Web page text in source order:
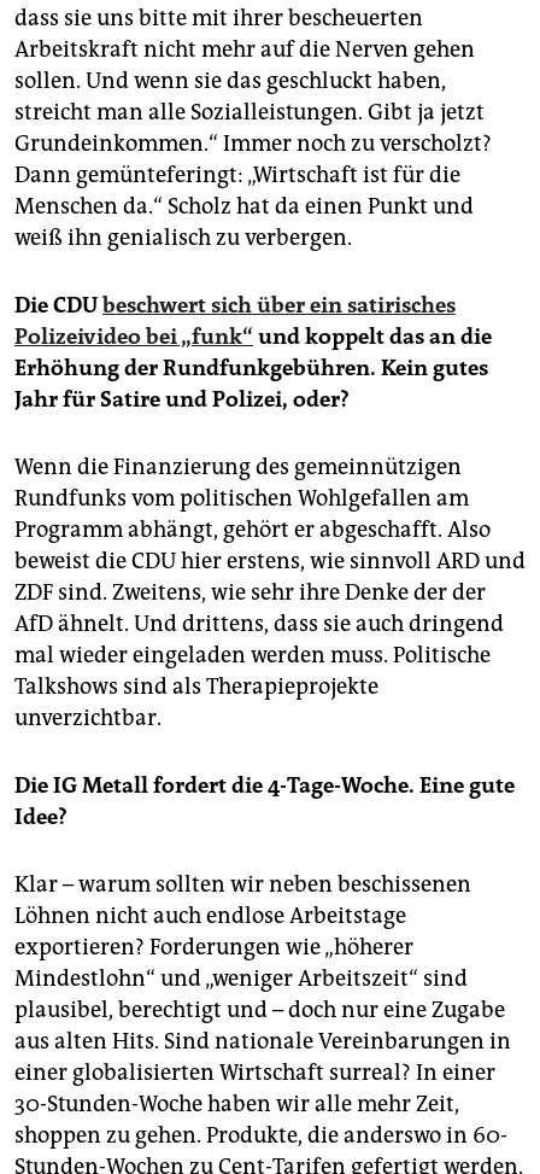
dass sie uns bitte mit ihrer bescheuerten
Arbeitskraft nicht mehr auf die Nerven gehen
sollen. Und wenn sie das geschluckt haben,
streicht man alle Sozialleistungen. Gibt ja jetzt
Grundeinkommen.“ Immer noch zu verscholzt?
Dann gemünteferingt: „Wirtschaft ist für die
Menschen da.“ Scholz hat da einen Punkt und
weiß ihn genialisch zu verbergen.
Die CDUbeschwert sich über ein satirisches
Polizeivideo bei „funk“ und koppelt das an die
Erhöhung der Rundfunkgebühren. Kein gutes
Jahr für ­Satire und Polizei, oder?
Wenn die Finanzierung des gemeinnützigen
Rundfunks vom politischen Wohlgefallen am
Programm abhängt, gehört er abgeschafft. Also
beweist die CDU hier erstens, wie sinnvoll ARD und
ZDF sind. Zweitens, wie sehr ihre Denke der der
AfD ähnelt. Und drittens, dass sie auch dringend
mal wieder eingeladen werden muss. Politische
Talkshows sind als Therapieprojekte
unverzichtbar.
Die IG Metall fordert die 4-Tage-Woche. Eine gute
Idee?
Klar – warum sollten wir neben beschissenen
Löhnen nicht auch endlose Arbeitstage
exportieren? Forderungen wie „höherer
Mindestlohn“ und „weniger Arbeitszeit“ sind
plausibel, berechtigt und – doch nur eine Zugabe
aus alten Hits. Sind nationale Vereinbarungen in
einer globalisierten Wirtschaft surreal? In einer
30-Stunden-Woche haben wir alle mehr Zeit,
shoppen zu gehen. Produkte, die anderswo in 60-
Stunden-Wochen zu Cent-Tarifen gefertigt werden.